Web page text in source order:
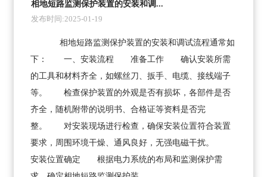
相地短路监测保护装置的安装和调...
发布时间:2025-01-19
相地短路监测保护装置的安装和调试流程通常如
下： 一、安装流程 准备工作 确认安装所需
的工具和材料齐全，如螺丝刀、扳手、电缆、接线端子
等。 检查保护装置的外观是否有损坏，各部件是否
齐全，随机附带的说明书、合格证等资料是否完
整。 对安装现场进行检查，确保安装位置符合装置
要求，周围环境干燥、通风良好，无强电磁干扰。
安装位置确定 根据电力系统的布局和监测保护需